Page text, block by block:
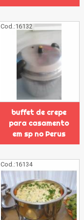
Cod.:16132
buffet de crepe
para casamento
em sp no Perus
Cod.:16134